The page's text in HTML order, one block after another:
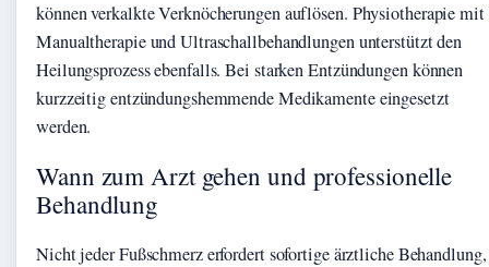
können verkalkte Verknöcherungen auflösen. Physiotherapie mit
Manualtherapie und Ultraschallbehandlungen unterstützt den
Heilungsprozess ebenfalls. Bei starken Entzündungen können
kurzzeitig entzündungshemmende Medikamente eingesetzt
werden.
Wann zum Arzt gehen und professionelle
Behandlung
Nicht jeder Fußschmerz erfordert sofortige ärztliche Behandlung,